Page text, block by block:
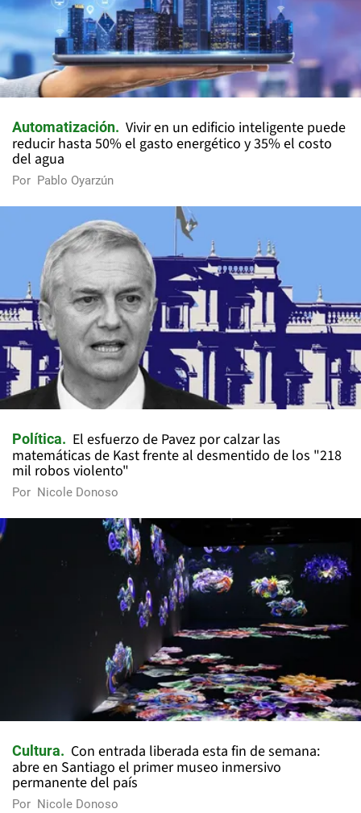
Automatización
Vivir en un edificio inteligente puede
reducir hasta 50% el gasto energético y 35% el costo
del agua
Por Pablo Oyarzún
Política
El esfuerzo de Pavez por calzar las
matemáticas de Kast frente al desmentido de los "218
mil robos violento"
Por Nicole Donoso
Cultura
Con entrada liberada esta fin de semana:
abre en Santiago el primer museo inmersivo
permanente del país
Por Nicole Donoso